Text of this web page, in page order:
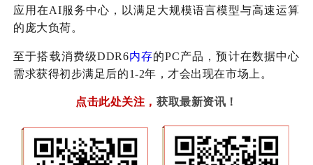
应用在AI服务中心，以满足大规模语言模型与高速运算
的庞大负荷。
至于搭载消费级DDR6内存的PC产品，预计在数据中心
需求获得初步满足后的1-2年，才会出现在市场上。
点击此处关注 ， 获取最新资讯！